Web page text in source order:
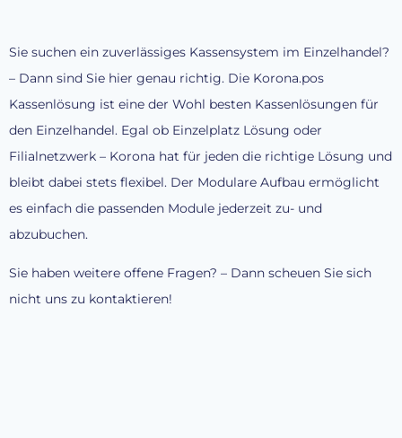
Sie suchen ein zuverlässiges Kassensystem im Einzelhandel?
– Dann sind Sie hier genau richtig. Die Korona.pos
Kassenlösung ist eine der Wohl besten Kassenlösungen für
den Einzelhandel. Egal ob Einzelplatz Lösung oder
Filialnetzwerk – Korona hat für jeden die richtige Lösung und
bleibt dabei stets flexibel. Der Modulare Aufbau ermöglicht
es einfach die passenden Module jederzeit zu- und
abzubuchen.
Sie haben weitere offene Fragen? – Dann scheuen Sie sich
nicht uns zu kontaktieren!